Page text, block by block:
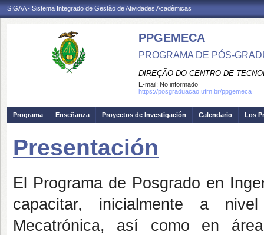
SIGAA - Sistema Integrado de Gestão de Atividades Acadêmicas
PPGEMECA
PROGRAMA DE PÓS-
DIREÇÃO DO CENTRO DE
E-mail: No informado
https://posgraduacao.ufrn.br/ppgemeca
Programa Enseñanza Proyectos de Investigación Calendario Los
Presentación
El Programa de Posgrado en
capacitar, inicialmente a
Mecatrónica, así como en